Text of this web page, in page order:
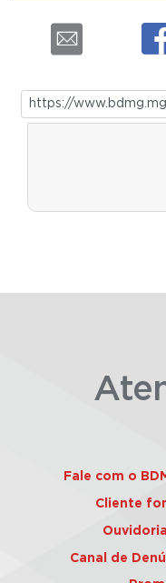
Fale com o
Cliente
Canal de